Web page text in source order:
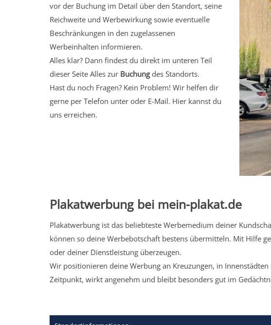
vor der Buchung im Detail über den Standort, seine
Reichweite und Werbewirkung sowie eventuelle
Beschränkungen in den zugelassenen
Werbeinhalten informieren.
Alles klar? Dann findest du direkt im unteren Teil
dieser Seite Alles zur Buchungdes Standorts.
Hast du noch Fragen? Kein Problem! Wir helfen dir
gerne per Telefon unter oder E-Mail. Hier kannst du
uns erreichen.
Plakatwerbung bei mein-plakat.de
Plakatwerbung ist das beliebteste Werbemedium deiner
können so deine Werbebotschaft bestens übermitteln. Mit Hilfe
oder deiner Dienstleistung überzeugen.
Wir positionieren deine Werbung an Kreuzungen, in
Zeitpunkt, wirkt angenehm und bleibt besonders gut im